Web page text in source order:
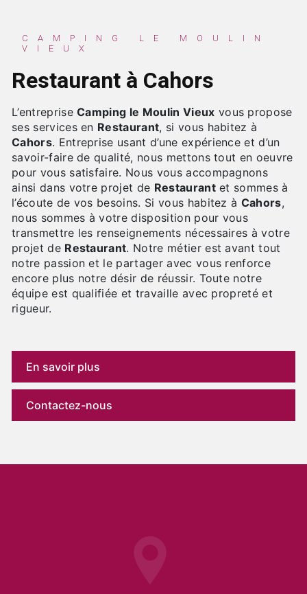
CAMPING LE MOULIN
VIEUX
Restaurant à Cahors
L’entrepriseCamping le Moulin Vieux vous propose
ses services en Restaurant, si vous habitez à
Cahors. Entreprise usant d’une expérience et d’un
savoir-faire de qualité, nous mettons tout en oeuvre
pour vous satisfaire. Nous vous accompagnons
ainsi dans votre projet de Restaurantet sommes à
l’écoute de vos besoins. Si vous habitez à Cahors,
nous sommes à votre disposition pour vous
transmettre les renseignements nécessaires à votre
projet de Restaurant. Notre métier est avant tout
notre passion et le partager avec vous renforce
encore plus notre désir de réussir. Toute notre
équipe est qualifiée et travaille avec propreté et
rigueur.
En savoir plus
Contactez-nous